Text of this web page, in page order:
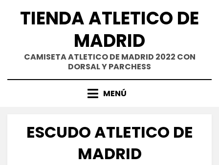
TIENDA ATLETICO DE
MADRID
CAMISETA ATLETICO DE MADRID 2022 CON
DORSAL Y PARCHESS
MENÚ
ESCUDO ATLETICO DE
MADRID